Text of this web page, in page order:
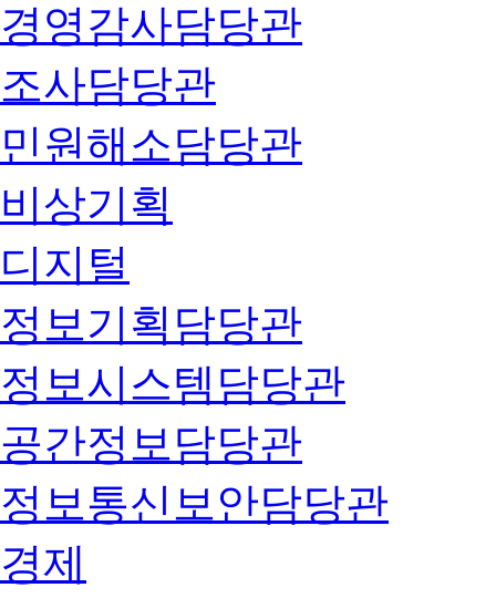
경영감사담당관
조사담당관
민원해소담당관
비상기획
디지털
정보기획담당관
정보시스템담당관
공간정보담당관
정보통신보안담당관
경제